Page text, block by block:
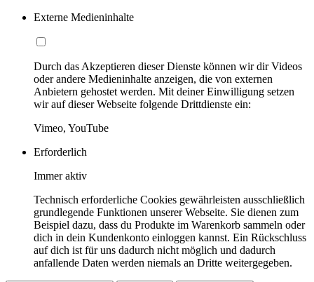
Externe Medieninhalte
Durch das Akzeptieren dieser Dienste können wir dir Videos
oder andere Medieninhalte anzeigen, die von externen
Anbietern gehostet werden. Mit deiner Einwilligung setzen
wir auf dieser Webseite folgende Drittdienste ein:
Vimeo, YouTube
Erforderlich
Immer aktiv
Technisch erforderliche Cookies gewährleisten ausschließlich
grundlegende Funktionen unserer Webseite. Sie dienen zum
Beispiel dazu, dass du Produkte im Warenkorb sammeln oder
dich in dein Kundenkonto einloggen kannst. Ein Rückschluss
auf dich ist für uns dadurch nicht möglich und dadurch
anfallende Daten werden niemals an Dritte weitergegeben.